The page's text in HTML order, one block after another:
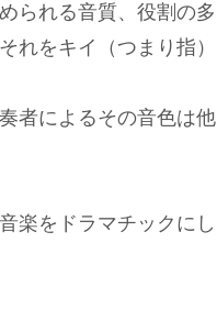
られる音質、役割の多
れをキイ（つまり指）
者によるその音色は他
楽をドラマチックにし